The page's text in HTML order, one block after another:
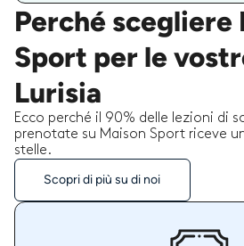
Perché scegliere
Sport per le
Lurisia
Ecco perché il 90% delle lezioni di
prenotate su Maison Sport riceve
stelle.
Scopri di più su di noi